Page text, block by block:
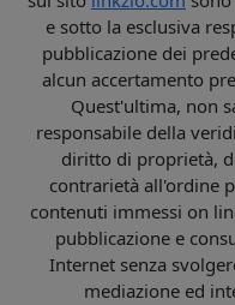
e sotto la esclusiva
pubblicazione dei
alcun accertamento
Quest'ultima, non
responsabile della
diritto di proprietà,
contrarietà all'ordine
contenuti immessi on
pubblicazione e
Internet senza
mediazione ed